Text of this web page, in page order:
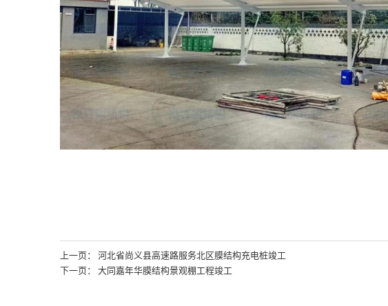
上一页： 河北省尚义县高速路服务北区膜结构充电桩竣工
下一页： 大同嘉年华膜结构景观棚工程竣工